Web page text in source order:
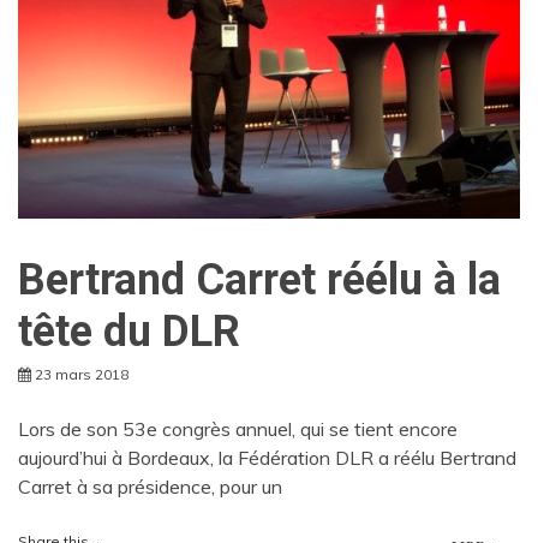
Bertrand Carret réélu à la
tête du DLR
23 mars 2018
Lors de son 53e congrès annuel, qui se tient encore
aujourd’hui à Bordeaux, la Fédération DLR a réélu Bertrand
Carret à sa présidence, pour un